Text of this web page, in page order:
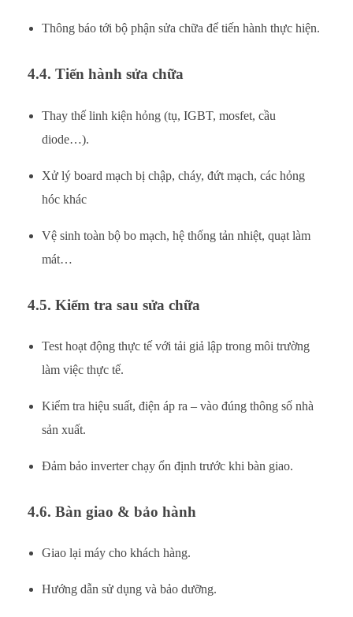
Thông báo tới bộ phận sửa chữa để tiến hành thực hiện.
4.4. Tiến hành sửa chữa
Thay thế linh kiện hỏng (tụ, IGBT, mosfet, cầu
diode…).
Xử lý board mạch bị chập, cháy, đứt mạch, các hỏng
hóc khác
Vệ sinh toàn bộ bo mạch, hệ thống tản nhiệt, quạt làm
mát…
4.5. Kiểm tra sau sửa chữa
Test hoạt động thực tế với tải giả lập trong môi trường
làm việc thực tế.
Kiểm tra hiệu suất, điện áp ra – vào đúng thông số nhà
sản xuất.
Đảm bảo inverter chạy ổn định trước khi bàn giao.
4.6. Bàn giao & bảo hành
Giao lại máy cho khách hàng.
Hướng dẫn sử dụng và bảo dưỡng.